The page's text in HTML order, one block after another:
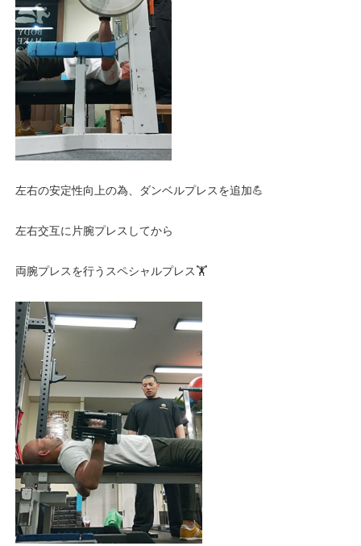
左右の安定性向上の為、ダンベルプレスを追加💪
左右交互に片腕プレスしてから
両腕プレスを行うスペシャルプレス🏋️